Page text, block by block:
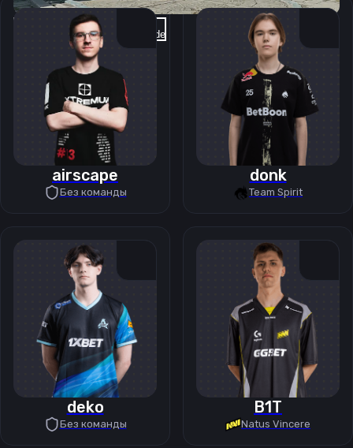
Previous slide Next slide
airscape
Без команды
donk
Team Spirit
deko
Без команды
B1T
Natus Vincere